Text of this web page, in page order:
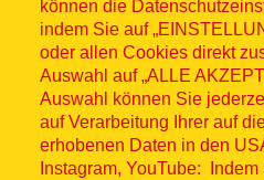
können die
indem Sie auf
oder allen Cookies direkt
Auswahl auf „ALLE
Auswahl können Sie
auf Verarbeitung Ihrer auf
erhobenen Daten in den
Instagram, YouTube:
© ASB 2026
Fußzeilenmenü
Impressum